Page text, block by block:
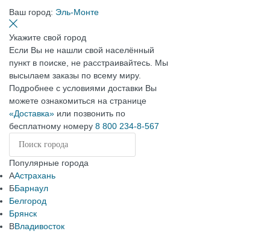
Ваш город: Эль-Монте
Укажите свой город
Если Вы не нашли свой населённый
пункт в поиске, не расстраивайтесь. Мы
высылаем заказы по всему миру.
Подробнее с условиями доставки Вы
можете ознакомиться на странице
«Доставка» или позвонить по
бесплатному номеру 8 800 234-8-567
Популярные города
ААстрахань
ББарнаул
Белгород
Брянск
ВВладивосток